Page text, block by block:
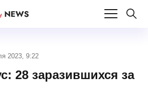
2023, 9:22
28 заразившихся за